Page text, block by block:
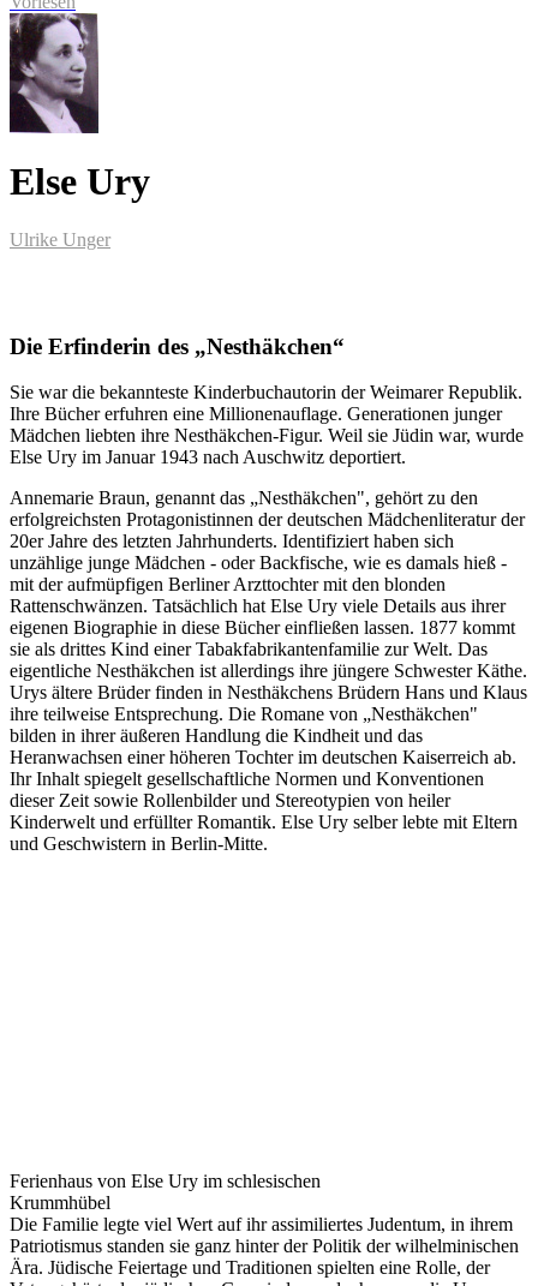
Else Ury
Ulrike Unger
Die Erfinderin des „Nesthäkchen“
Sie war die bekannteste Kinderbuchautorin der Weimarer Republik.
Ihre Bücher erfuhren eine Millionenauflage. Generationen junger
Mädchen liebten ihre Nesthäkchen-Figur. Weil sie Jüdin war, wurde
Else Ury im Januar 1943 nach Auschwitz deportiert.
Annemarie Braun, genannt das „Nesthäkchen", gehört zu den
erfolgreichsten Protagonistinnen der deutschen Mädchenliteratur der
20er Jahre des letzten Jahrhunderts. Identifiziert haben sich
unzählige junge Mädchen - oder Backfische, wie es damals hieß -
mit der aufmüpfigen Berliner Arzttochter mit den blonden
Rattenschwänzen. Tatsächlich hat Else Ury viele Details aus ihrer
eigenen Biographie in diese Bücher einfließen lassen. 1877 kommt
sie als drittes Kind einer Tabakfabrikantenfamilie zur Welt. Das
eigentliche Nesthäkchen ist allerdings ihre jüngere Schwester Käthe.
Urys ältere Brüder finden in Nesthäkchens Brüdern Hans und Klaus
ihre teilweise Entsprechung. Die Romane von „Nesthäkchen"
bilden in ihrer äußeren Handlung die Kindheit und das
Heranwachsen einer höheren Tochter im deutschen Kaiserreich ab.
Ihr Inhalt spiegelt gesellschaftliche Normen und Konventionen
dieser Zeit sowie Rollenbilder und Stereotypien von heiler
Kinderwelt und erfüllter Romantik. Else Ury selber lebte mit Eltern
und Geschwistern in Berlin-Mitte.
Ferienhaus von Else Ury im schlesischen
Krummhübel
Die Familie legte viel Wert auf ihr assimiliertes Judentum, in ihrem
Patriotismus standen sie ganz hinter der Politik der wilhelminischen
Ära. Jüdische Feiertage und Traditionen spielten eine Rolle, der